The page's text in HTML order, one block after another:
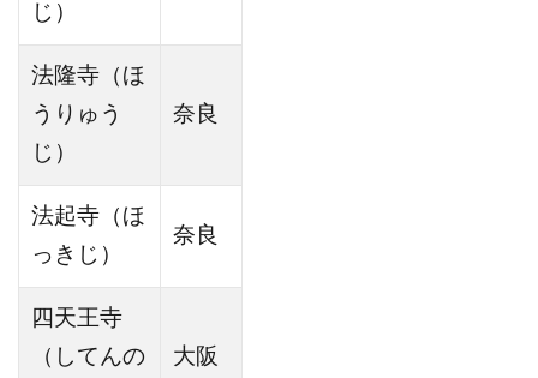
じ）
法隆寺（ほ
うりゅう
じ）
奈良
法起寺（ほ
っきじ）
奈良
四天王寺
（してんの
大阪